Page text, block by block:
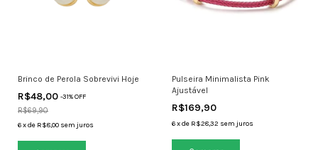
Brinco de Perola Sobrevivi Hoje
R$48,00 -31% OFF
R$69,90
6xde R$8,00 sem juros
Pulseira Minimalista Pink
Ajustável
R$169,90
6 xde R$28,32 sem juros